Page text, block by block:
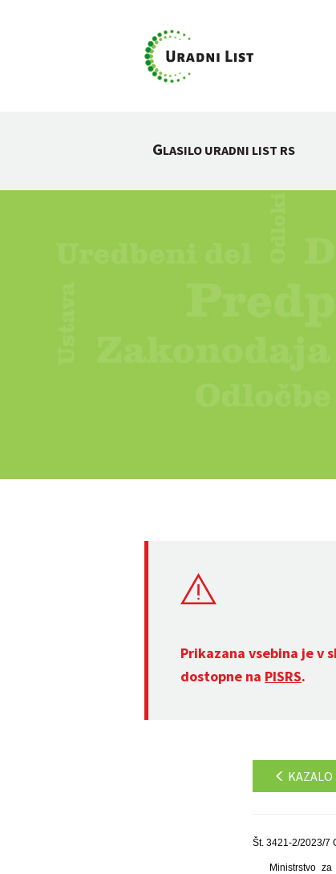
GLASILO URADNI LIST RS
Prikazana vsebina je v
dostopne na PISRS.
KAZALO
Št. 3421-2/2023/7
Ministrstvo